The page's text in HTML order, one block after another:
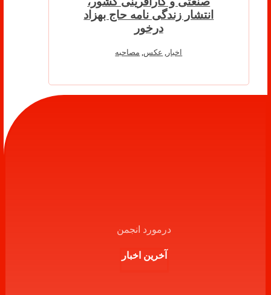
انتشار زندگی نامه حاج بهزاد
درخور
اخبار , عکس, مصاحبه
درمورد انجمن
آخرین اخبار